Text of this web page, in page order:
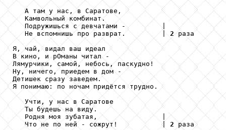
   А там у нас, в Саратове,
   Камвольный комбинат.
   Подружишься с девчатами -         |
   Не вспомнишь про разврат.         |
2 раза
Я, чай, видал ваш идеал
В кино, и рОманы читал -
Лямурчики, самой, небось, паскудно!
Ну, ничего, приедем в дом -
Детишек сразу заведем.
Я понимаю: по ночам придётся трудно.
   Учти, у нас в Саратове
   Ты будешь на виду.
   Родня моя зубатая,                |
   Что не по ней - сожрут!           |
2 раза